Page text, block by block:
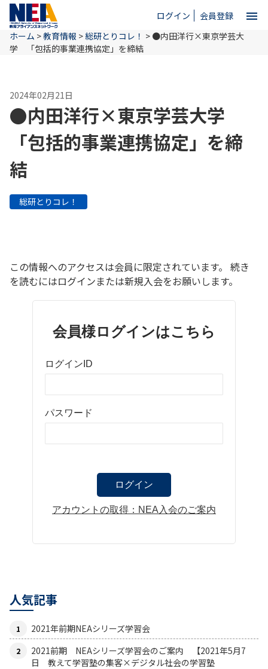
ログイン 会員登録 menu
ホーム
NEAとは
教育情報
お問い合わせ
ホーム >教育情報 >総研とりコレ！ > ●内田洋行×東京学芸大
学 「包括的事業連携協定」を締結
2024年02月21日
●内田洋行×東京学芸大学
「包括的事業連携協定」を締
結
総研とりコレ！
この情報へのアクセスは会員に限定されています。 続き
を読むにはログインまたは新規入会をお願いします。
会員様ログインはこちら
ログインID
パスワード
アカウントの取得：NEA入会のご案内
人気記事
2021年前期NEAシリーズ学習会
2021前期 NEAシリーズ学習会のご案内 【2021年5月7
日 教えて学習塾の集客×デジタル社会の学習塾